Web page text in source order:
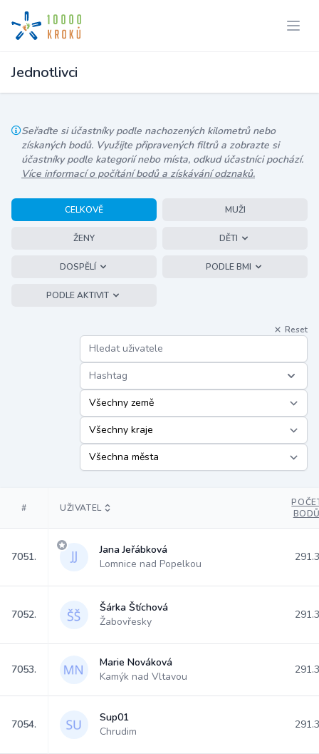
Jednotlivci
Seřaďte si účastníky podle nachozených kilometrů nebo
získaných bodů. Využijte připravených filtrů a zobrazte si
účastníky podle kategorií nebo místa, odkud účastníci pochází.
Více informací o počítání bodů a získávání odznaků.
CELKOVĚ MUŽI
ŽENY DĚTI
DOSPĚLÍ PODLE BMI
PODLE AKTIVIT
Reset
Hashtag
# UŽIVATEL
7051.
Jana Jeřábková
Lomnice nad Popelkou
7052.
Šárka Štíchová
Žabovřesky
7053.
Marie Nováková
Kamýk nad Vltavou
7054.
Sup01
Chrudim